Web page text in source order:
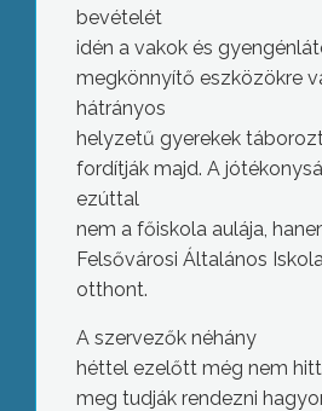
bevételét
idén a vakok és
megkönnyítő eszközökre
hátrányos
helyzetű gyerekek
fordítják majd. A
ezúttal
nem a főiskola aulája,
Felsővárosi Általános
otthont.
A szervezők néhány
héttel ezelőtt még nem
meg tudják rendezni